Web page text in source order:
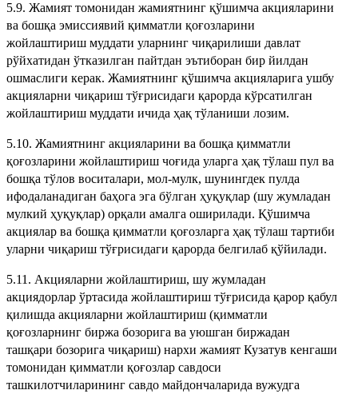
5.9. Жамият томонидан жамиятнинг қўшимча акцияларини
ва бошқа эмиссиявий қимматли қоғозларини
жойлаштириш муддати уларнинг чиқарилиши давлат
рўйхатидан ўтказилган пайтдан эътиборан бир йилдан
ошмаслиги керак. Жамиятнинг қўшимча акцияларига ушбу
акцияларни чиқариш тўғрисидаги қарорда кўрсатилган
жойлаштириш муддати ичида ҳақ тўланиши лозим.
5.10. Жамиятнинг акцияларини ва бошқа қимматли
қоғозларини жойлаштириш чоғида уларга ҳақ тўлаш пул ва
бошқа тўлов воситалари, мол-мулк, шунингдек пулда
ифодаланадиган баҳога эга бўлган ҳуқуқлар (шу жумладан
мулкий ҳуқуқлар) орқали амалга оширилади. Қўшимча
акциялар ва бошқа қимматли қоғозларга ҳақ тўлаш тартиби
уларни чиқариш тўғрисидаги қарорда белгилаб қўйилади.
5.11. Акцияларни жойлаштириш, шу жумладан
акциядорлар ўртасида жойлаштириш тўғрисида қарор қабул
қилишда акцияларни жойлаштириш (қимматли
қоғозларнинг биржа бозорига ва уюшган биржадан
ташқари бозорига чиқариш) нархи жамият Кузатув кенгаши
томонидан қимматли қоғозлар савдоси
ташкилотчиларининг савдо майдончаларида вужудга